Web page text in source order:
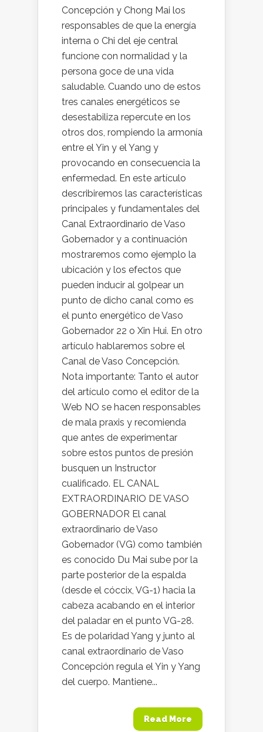
Concepción y Chong Mai los
responsables de que la energía
interna o Chi del eje central
funcione con normalidad y la
persona goce de una vida
saludable. Cuando uno de estos
tres canales energéticos se
desestabiliza repercute en los
otros dos, rompiendo la armonía
entre el Yin y el Yang y
provocando en consecuencia la
enfermedad. En este artículo
describiremos las características
principales y fundamentales del
Canal Extraordinario de Vaso
Gobernador y a continuación
mostraremos como ejemplo la
ubicación y los efectos que
pueden inducir al golpear un
punto de dicho canal como es
el punto energético de Vaso
Gobernador 22 o Xin Hui. En otro
artículo hablaremos sobre el
Canal de Vaso Concepción.
Nota importante: Tanto el autor
del artículo como el editor de la
Web NO se hacen responsables
de mala praxis y recomienda
que antes de experimentar
sobre estos puntos de presión
busquen un Instructor
cualificado. EL CANAL
EXTRAORDINARIO DE VASO
GOBERNADOR El canal
extraordinario de Vaso
Gobernador (VG) como también
es conocido Du Mai sube por la
parte posterior de la espalda
(desde el cóccix, VG-1) hacia la
cabeza acabando en el interior
del paladar en el punto VG-28.
Es de polaridad Yang y junto al
canal extraordinario de Vaso
Concepción regula el Yin y Yang
del cuerpo. Mantiene...
Read More